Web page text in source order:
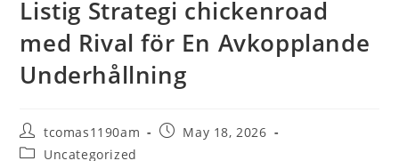
Listig Strategi chickenroad
med Rival för En Avkopplande
Underhållning
Post
author:
tcomas1190am
PostMay 18, 2026
PostUncategorized